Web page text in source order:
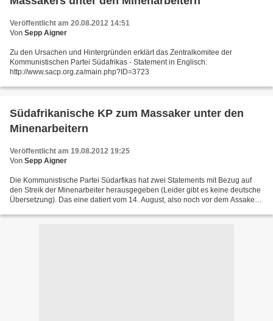
Veröffentlicht am 20.08.2012 14:51
Von Sepp Aigner
Zu den Ursachen und Hintergründen erklärt das Zentralkomitee der
Kommunistischen Partei Südafrikas - Statement in Englisch:
http://www.sacp.org.za/main.php?ID=3723
Südafrikanische KP zum Massaker unter den
Minenarbeitern
Veröffentlicht am 19.08.2012 19:25
Von Sepp Aigner
Die Kommunistische Partei Südarfikas hat zwei Statements mit Bezug auf
den Streik der Minenarbeiter herausgegeben (Leider gibt es keine deutsche
Übersetzung). Das eine datiert vom 14. August, also noch vor dem Assaker: